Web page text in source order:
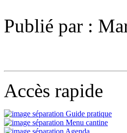
Publié par :
Accès rapide
Guide pratique
Menu cantine